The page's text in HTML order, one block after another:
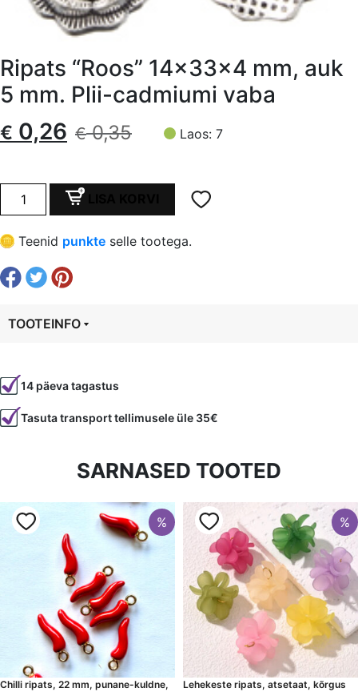
Ripats “Roos” 14x33x4 mm, auk
5 mm. Plii-cadmiumi vaba
€0,35
Algne
oli:
€ 0,35.
€ 0,26
Current
is:
€ 0,26.
Laos: 7
Ripats
"Roos"
14x33x4
mm,
auk
5
Plii-
kogus
Teenid punkte selle tootega.
TOOTEINFO
Värvus
Hõbedane
Kuju
lill
14 päeva tagastus
Tasuta transport tellimusele üle 35€
SARNASED TOOTED
%
Chilli ripats, 22 mm, punane-kuldne,
%
Lehekeste ripats, atsetaat, kõrgus